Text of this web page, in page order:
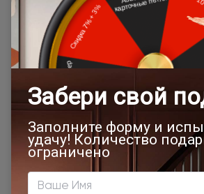
Стильные современные
600x2000 700x1900 700x2000
800х1950
800x2000 600x1950
800x2400 700x2200
800x2100 900x2300 900x2400
Наши преимущества